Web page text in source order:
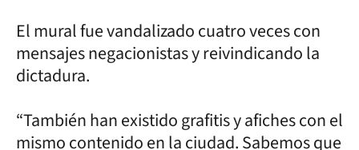
El mural fue vandalizado cuatro veces con
mensajes negacionistas y reivindicando la
dictadura.
“También han existido grafitis y afiches con el
mismo contenido en la ciudad. Sabemos que